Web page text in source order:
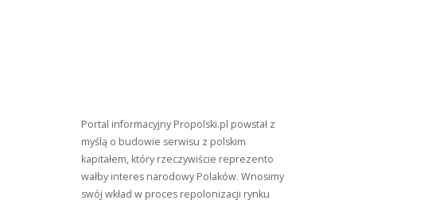
Portal informacyjny Propolski.pl powstał z
myślą o budowie serwisu z polskim
kapitałem, który rzeczywiście reprezento
wałby interes narodowy Polaków. Wnosimy
swój wkład w proces repolonizacji rynku